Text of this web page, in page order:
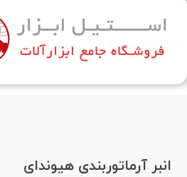
انبر آرماتوربندی هیوندای